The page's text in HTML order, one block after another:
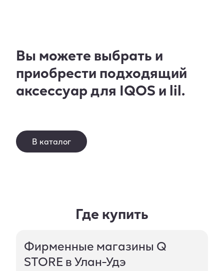
Вы можете выбрать и
приобрести подходящий
аксессуар для IQOS и lil.
В каталог
Где купить
Фирменные магазины Q
STORE в Улан-Удэ